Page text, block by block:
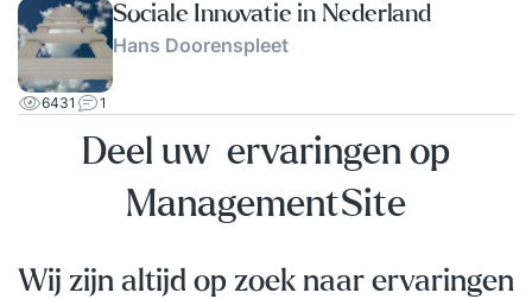
Sociale Innovatie in Nederland
Hans Doorenspleet
6431 1
Deel uw ervaringen op
ManagementSite
Wij zijn altijd op zoek naar ervaringen